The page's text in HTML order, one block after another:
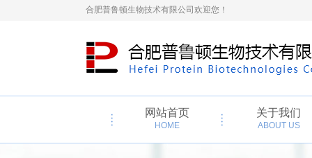
合肥普鲁顿生物技术有限公司欢迎您！
网站首页
HOME
关于我们
ABOUT US